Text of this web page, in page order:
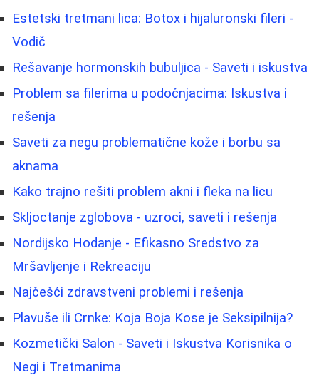
Estetski tretmani lica: Botox i hijaluronski fileri -
Vodič
Rešavanje hormonskih bubuljica - Saveti i iskustva
Problem sa filerima u podočnjacima: Iskustva i
rešenja
Saveti za negu problematične kože i borbu sa
aknama
Kako trajno rešiti problem akni i fleka na licu
Skljoctanje zglobova - uzroci, saveti i rešenja
Nordijsko Hodanje - Efikasno Sredstvo za
Mršavljenje i Rekreaciju
Najčešći zdravstveni problemi i rešenja
Plavuše ili Crnke: Koja Boja Kose je Seksipilnija?
Kozmetički Salon - Saveti i Iskustva Korisnika o
Negi i Tretmanima